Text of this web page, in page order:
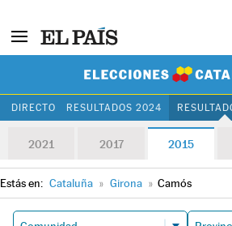
DIRECTO RESULTADOS 2024
2021 2017 2015
Estás en: Cataluña » Girona » Camós